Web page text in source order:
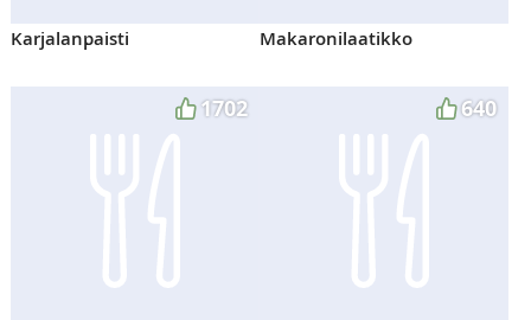
Karjalanpaisti Makaronilaatikko
1702 640